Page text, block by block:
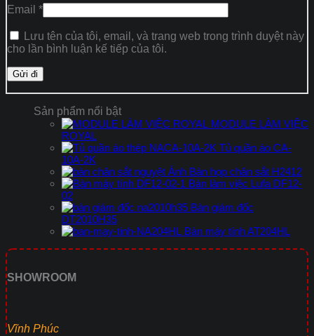
Email *
Lưu tên của tôi, email, và trang web trong trình duyệt này
cho lần bình luận kế tiếp của tôi.
Sản phẩm nổi bật
MODULE LÀM VIỆC
ROYAL
Tủ quần áo CA-
10A-2K
Bàn họp chân sắt H2412
Bàn làm việc Lufa DF12-
02
Bàn giám đốc
DT2010H35
Bàn máy tính AT204HL
SHOWROOM
Vĩnh Phúc